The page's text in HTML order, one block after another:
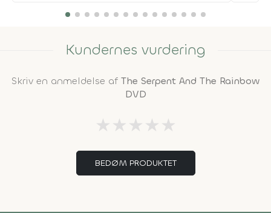
Kundernes vurdering
Skriv en anmeldelse af The Serpent And The Rainbow
DVD
★ ★ ★ ★ ★
BEDØM PRODUKTET